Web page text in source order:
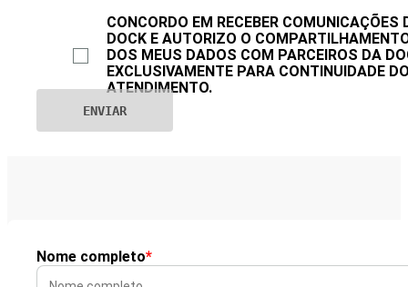
CONCORDO EM RECEBER COMUNICAÇÕES
DOCK E AUTORIZO O
DOS MEUS DADOS COM PARCEIROS DA
EXCLUSIVAMENTE PARA CONTINUIDADE
ATENDIMENTO.
Nome completo*